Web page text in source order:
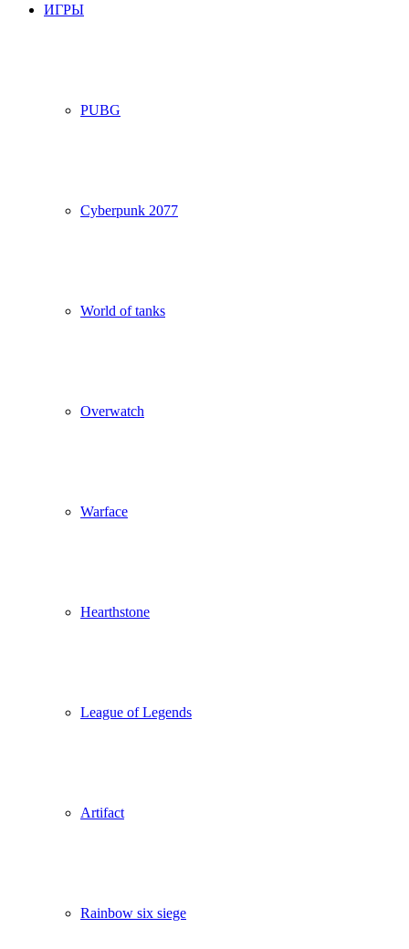
ИГРЫ
PUBG
Cyberpunk 2077
World of tanks
Overwatch
Warface
Hearthstone
League of Legends
Artifact
Rainbow six siege